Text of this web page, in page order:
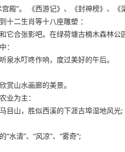
殿”。 《西游记》、《封神榜》、
十二生肖等十八座雕塑 ：
它合张影吧。在绿荷塘古楠木森林公
：
泉水叮咚作响，度过美好的午后。
赏山水画廊的美景。
业为主：
目山，胜似西溪的下涯古埠湿地风光;
水清”、“风凉”、“雾奇”;